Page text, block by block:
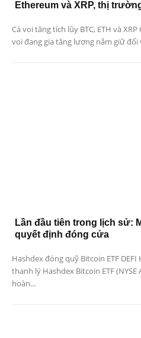
Ethereum và XRP, thị
Cá voi tăng tích lũy BTC, ETH và
voi đang gia tăng lượng nắm giữ đối
Lần đầu tiên trong lịch sử:
quyết định đóng cửa
Hashdex đóng quỹ Bitcoin ETF
thanh lý Hashdex Bitcoin ETF (NYSE
hoàn...